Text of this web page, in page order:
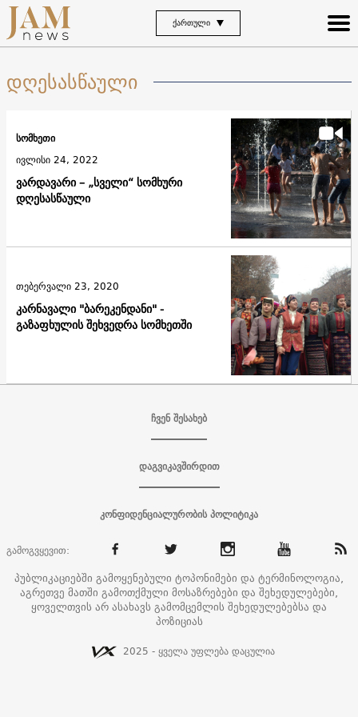
ᲥᲐᲠᲗᲣᲚᲘ
დღესასწაული
ვარდავარი – „სველი“ სომხური
დღესასწაული
სომხეთი
ივლისი 24, 2022
კარნავალი "ბარეკენდანი" -
გაზაფხულის შეხვედრა სომხეთში
თებერვალი 23, 2020
ჩვენ შესახებ
დაგვიკავშირდით
კონფიდენციალურობის პოლიტიკა
გამოგვყევით:
პუბლიკაციებში გამოყენებული ტოპონიმები და ტერმინოლოგია,
აგრეთვე მათში გამოთქმული მოსაზრებები და შეხედულებები,
ყოველთვის არ ასახავს გამომცემლის შეხედულებებსა და
პოზიციას
2025 - ყველა უფლება დაცულია